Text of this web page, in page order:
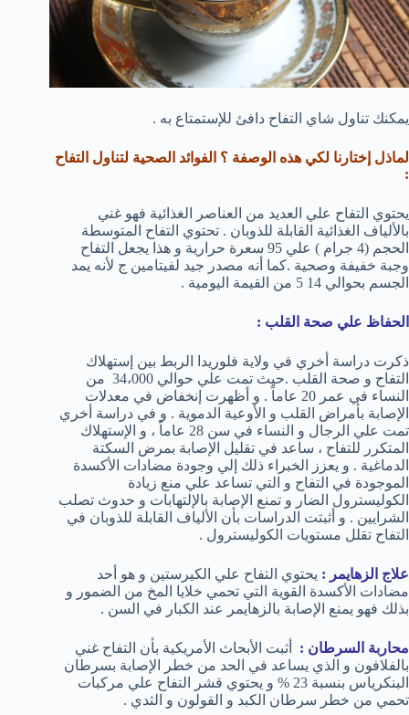
يمكنك تناول شاي التفاح دافئ للإستمتاع به .
لماذل إختارنا لكي هذه الوصفة ؟ الفوائد الصحية لتناول التفاح
:
يحتوي التفاح علي العديد من العناصر الغذائية فهو غني
بالألياف الغذائية القابلة للذوبان . تحتوي التفاح المتوسطة
الحجم (4 جرام ) علي 95 سعرة حرارية و هذا يجعل التفاح
وجبة خفيفة وصحية .كما أنه مصدر جيد لفيتامين ج لأنه يمد
الجسم بحوالي 14 5 من القيمة اليومية .
الحفاظ علي صحة القلب :
ذكرت دراسة أخري في ولاية فلوريدا الربط بين إستهلاك
التفاح و صحة القلب .حيث تمت علي حوالي 34،000 من
النساء في عمر 20 عاماً . و أظهرت إنخفاض في معدلات
الإصابة بأمراض القلب و الأوعية الدموية . و في دراسة أخري
تمت علي الرجال و النساء في سن 28 عاماً ، و الإستهلاك
المتكرر للتفاح ، ساعد في تقليل الإصابة بمرض السكتة
الدماغية . و يعزز الخبراء ذلك إلي وجودة مضادات الأكسدة
الموجودة في التفاح و التي تساعد علي منع زيادة
الكوليسترول الضار و تمنع الإصابة بالإلتهابات و حدوث تصلب
الشرايين . و أثبتت الدراسات بأن الألياف القابلة للذوبان في
التفاح تقلل مستويات الكوليسترول .
علاج الزهايمر : يحتوي التفاح علي الكيرستين و هو أحد
مضادات الأكسدة القوية التي تحمي خلايا المخ من الضمور و
بذلك فهو يمنع الإصابة بالزهايمر عند الكبار في السن .
محاربة السرطان :
أثبت الأبحاث الأمريكية بأن التفاح غني
بالفلافون و الذي يساعد في الحد من خطر الإصابة بسرطان
البنكرياس بنسبة 23 % و يحتوي قشر التفاح علي مركبات
تحمي من خطر سرطان الكبد و القولون و الثدي .